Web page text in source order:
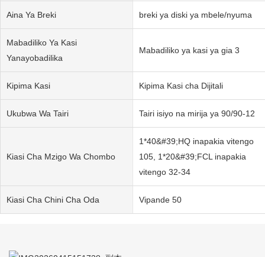
Aina Ya Breki breki ya diski ya mbele/nyuma
Mabadiliko Ya Kasi
Yanayobadilika
Mabadiliko ya kasi ya gia 3
Kipima Kasi Kipima Kasi cha Dijitali
Ukubwa Wa Tairi Tairi isiyo na mirija ya 90/90-12
Kiasi Cha Mzigo Wa Chombo
1*40&#39;HQ inapakia vitengo
105, 1*20&#39;FCL inapakia
vitengo 32-34
Kiasi Cha Chini Cha Oda Vipande 50